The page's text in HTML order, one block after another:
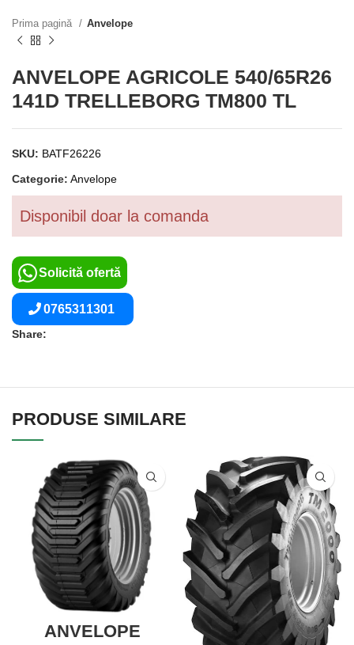
Prima pagină Anvelope
ANVELOPE AGRICOLE 540/65R26
141D TRELLEBORG TM800 TL
SKU: BATF26226
Categorie: Anvelope
Disponibil doar la comanda
Solicită ofertă
0765311301
Share:
PRODUSE SIMILARE
ANVELOPE